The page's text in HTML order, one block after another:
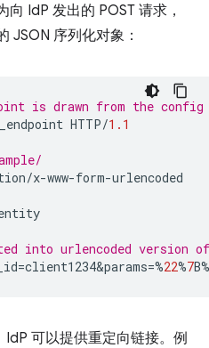
IdP 发出的 POST 请求，
JSON 序列化对象：
is drawn from the
HTTP/1.1
/x-www-form-urlencoded
into urlencoded version
=client1234&params=%22%7B%
可以提供重定向链接。例